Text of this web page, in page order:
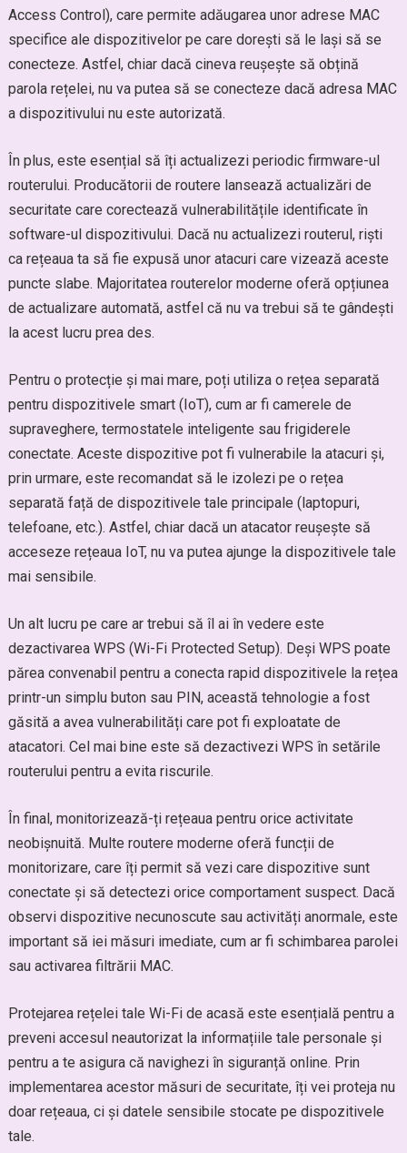
Access Control), care permite adăugarea unor adrese MAC
specifice ale dispozitivelor pe care dorești să le lași să se
conecteze. Astfel, chiar dacă cineva reușește să obțină
parola rețelei, nu va putea să se conecteze dacă adresa MAC
a dispozitivului nu este autorizată.
În plus, este esențial să îți actualizezi periodic firmware-ul
routerului. Producătorii de routere lansează actualizări de
securitate care corectează vulnerabilitățile identificate în
software-ul dispozitivului. Dacă nu actualizezi routerul, riști
ca rețeaua ta să fie expusă unor atacuri care vizează aceste
puncte slabe. Majoritatea routerelor moderne oferă opțiunea
de actualizare automată, astfel că nu va trebui să te gândești
la acest lucru prea des.
Pentru o protecție și mai mare, poți utiliza o rețea separată
pentru dispozitivele smart (IoT), cum ar fi camerele de
supraveghere, termostatele inteligente sau frigiderele
conectate. Aceste dispozitive pot fi vulnerabile la atacuri și,
prin urmare, este recomandat să le izolezi pe o rețea
separată față de dispozitivele tale principale (laptopuri,
telefoane, etc.). Astfel, chiar dacă un atacator reușește să
acceseze rețeaua IoT, nu va putea ajunge la dispozitivele tale
mai sensibile.
Un alt lucru pe care ar trebui să îl ai în vedere este
dezactivarea WPS (Wi-Fi Protected Setup). Deși WPS poate
părea convenabil pentru a conecta rapid dispozitivele la rețea
printr-un simplu buton sau PIN, această tehnologie a fost
găsită a avea vulnerabilități care pot fi exploatate de
atacatori. Cel mai bine este să dezactivezi WPS în setările
routerului pentru a evita riscurile.
În final, monitorizează-ți rețeaua pentru orice activitate
neobișnuită. Multe routere moderne oferă funcții de
monitorizare, care îți permit să vezi care dispozitive sunt
conectate și să detectezi orice comportament suspect. Dacă
observi dispozitive necunoscute sau activități anormale, este
important să iei măsuri imediate, cum ar fi schimbarea parolei
sau activarea filtrării MAC.
Protejarea rețelei tale Wi-Fi de acasă este esențială pentru a
preveni accesul neautorizat la informațiile tale personale și
pentru a te asigura că navighezi în siguranță online. Prin
implementarea acestor măsuri de securitate, îți vei proteja nu
doar rețeaua, ci și datele sensibile stocate pe dispozitivele
tale.